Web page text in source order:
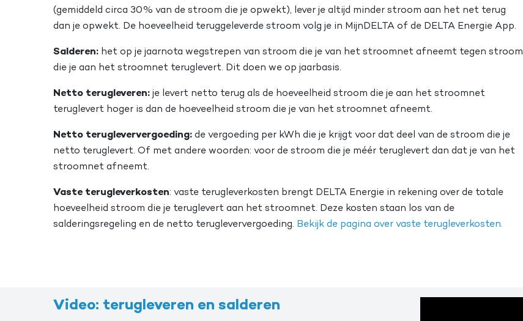
(gemiddeld circa 30% van de stroom die je opwekt), lever je altijd minder stroom aan het net terug
dan je opwekt. De hoeveelheid teruggeleverde stroom volg je in MijnDELTA of de DELTA Energie App.
Salderen: het op je jaarnota wegstrepen van stroom die je van het stroomnet afneemt tegen stroom
die je aan het stroomnet teruglevert. Dit doen we op jaarbasis.
Netto terugleveren: je levert netto terug als de hoeveelheid stroom die je aan het stroomnet
teruglevert hoger is dan de hoeveelheid stroom die je van het stroomnet afneemt.
Netto terugleververgoeding: de vergoeding per kWh die je krijgt voor dat deel van de stroom die je
netto teruglevert. Of met andere woorden: voor de stroom die je méér teruglevert dan dat je van het
stroomnet afneemt.
Vaste terugleverkosten: vaste terugleverkosten brengt DELTA Energie in rekening over de totale
hoeveelheid stroom die je teruglevert aan het stroomnet. Deze kosten staan los van de
salderingsregeling en de netto terugleververgoeding. Bekijk de pagina over vaste terugleverkosten.
Video: terugleveren en salderen